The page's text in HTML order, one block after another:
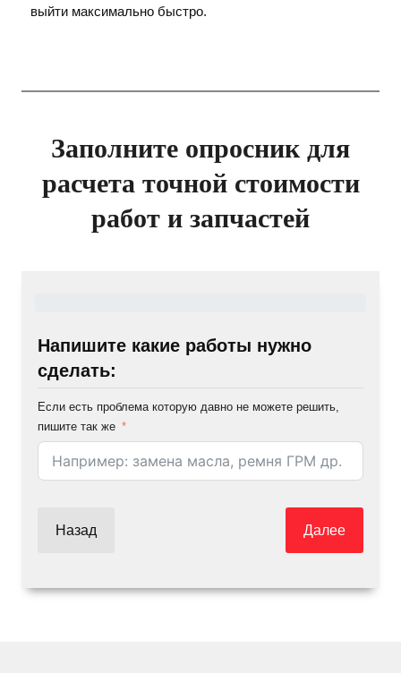
выйти максимально быстро.
Заполните опросник для
расчета точной стоимости
работ и запчастей
Напишите какие работы нужно
сделать:
Если есть проблема которую давно не можете решить,
пишите так же
Назад Далее